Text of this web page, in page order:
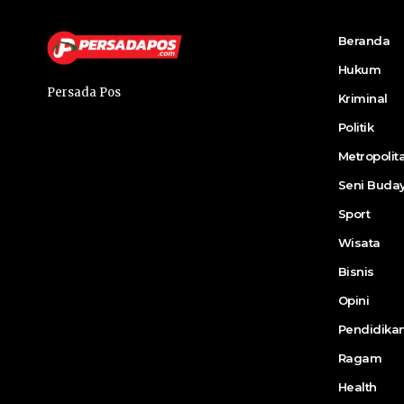
Persada Pos
Beranda
Hukum
Kriminal
Politik
Seni
Sport
Wisata
Bisnis
Opini
Ragam
Health